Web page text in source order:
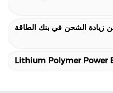
Lithium Polymer Power